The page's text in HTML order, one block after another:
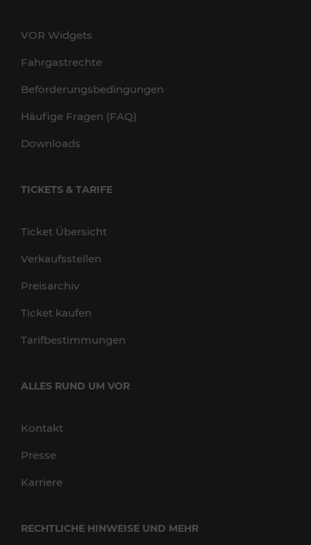
VOR Widgets
Fahrgastrechte
Beförderungsbedingungen
Häufige Fragen (FAQ)
Downloads
TICKETS & TARIFE
Ticket Übersicht
Verkaufsstellen
Preisarchiv
Ticket kaufen
Tarifbestimmungen
ALLES RUND UM VOR
Kontakt
Presse
Karriere
RECHTLICHE HINWEISE UND MEHR